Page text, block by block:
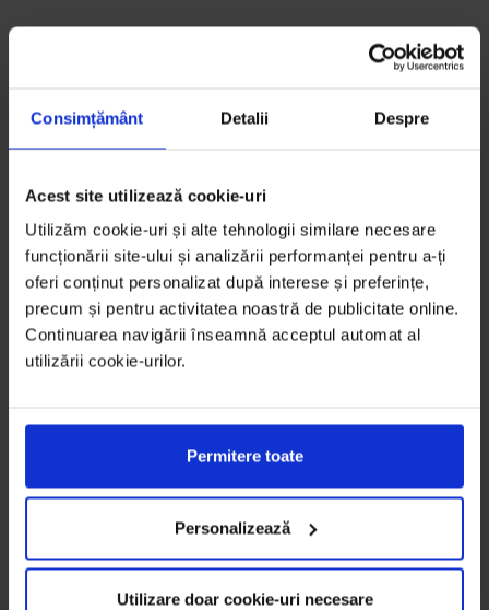
Consimțământ Detalii Despre
Acest site utilizează cookie-uri
Utilizăm cookie-uri și alte tehnologii similare necesare
funcționării site-ului și analizării performanței pentru a-ți
oferi conținut personalizat după interese și preferințe,
precum și pentru activitatea noastră de publicitate online.
Continuarea navigării înseamnă acceptul automat al
utilizării cookie-urilor.
Permitere toate
Personalizează
Utilizare doar cookie-uri necesare